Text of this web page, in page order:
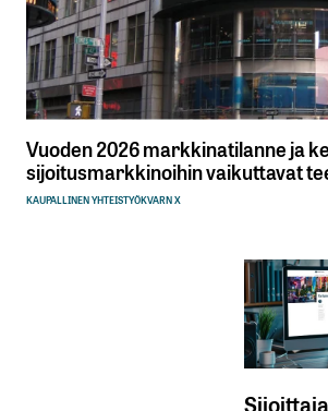
Vuoden 2026 markkinatilanne ja
sijoitusmarkkinoihin vaikuttavat
KAUPALLINEN YHTEISTYÖKVARN X